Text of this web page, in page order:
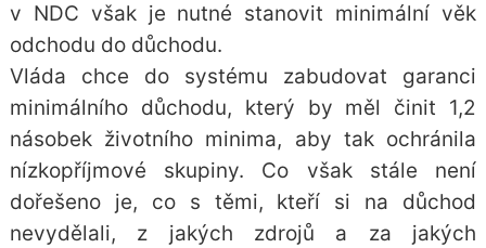
v NDC však je nutné stanovit minimální věk
odchodu do důchodu.
Vláda chce do systému zabudovat garanci
minimálního důchodu, který by měl činit 1,2
násobek životního minima, aby tak ochránila
nízkopříjmové skupiny. Co však stále není
dořešeno je, co s těmi, kteří si na důchod
nevydělali, z jakých zdrojů a za jakých